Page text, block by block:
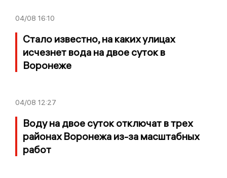
04/08 16:10
Стало известно, на каких улицах
исчезнет вода на двое суток в
Воронеже
04/08 12:27
Воду на двое суток отключат в трех
районах Воронежа из-за масштабных
работ